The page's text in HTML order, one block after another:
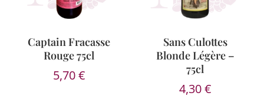
Captain Fracasse
Rouge 75cl
5,70€
Sans Culottes
Blonde Légère –
75cl
4,30€